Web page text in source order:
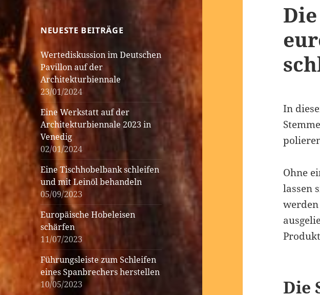
NEUESTE BEITRÄGE
Wertediskussion im Deutschen
Pavillon auf der
Architekturbiennale
23/01/2024
Eine Werkstatt auf der
Architekturbiennale 2023 in
Venedig
02/01/2024
Eine Tischhobelbank schleifen
und mit Leinöl behandeln
05/09/2023
Europäische Hobeleisen
schärfen
11/07/2023
Führungsleiste zum Schleifen
eines Spanbrechers herstellen
10/05/2023
In
Ohne
lassen
Die